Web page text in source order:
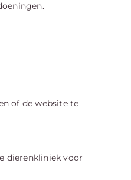
of de website te
dierenkliniek voor